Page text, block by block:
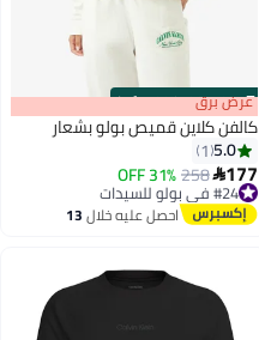
00m:00s
·
100% Left عرض برق
كالفن كلاين قميص بولو بشعار
5.0
1
177
258
31% OFF #24 في بولو للسيدات
توصيل مجاني
#24 في بولو للسيدات احصل عليه خلال13